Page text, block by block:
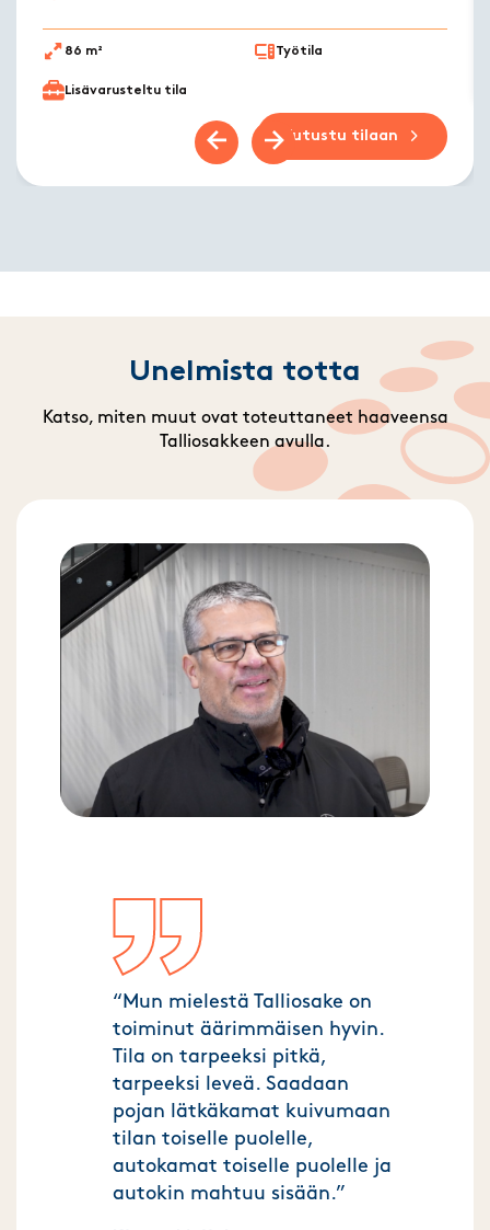
86 m² Työtila
Lisävarusteltu tila
Tutustu tilaan
Previous slide
Next slide
Unelmista totta
Katso, miten muut ovat toteuttaneet haaveensa
Talliosakkeen avulla.
“Mun mielestä Talliosake on
toiminut äärimmäisen hyvin.
Tila on tarpeeksi pitkä,
tarpeeksi leveä. Saadaan
pojan lätkäkamat kuivumaan
tilan toiselle puolelle,
autokamat toiselle puolelle ja
autokin mahtuu sisään.”